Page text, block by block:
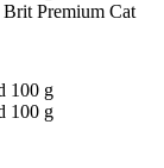
Brit Premium Cat